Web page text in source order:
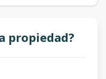
propiedad?